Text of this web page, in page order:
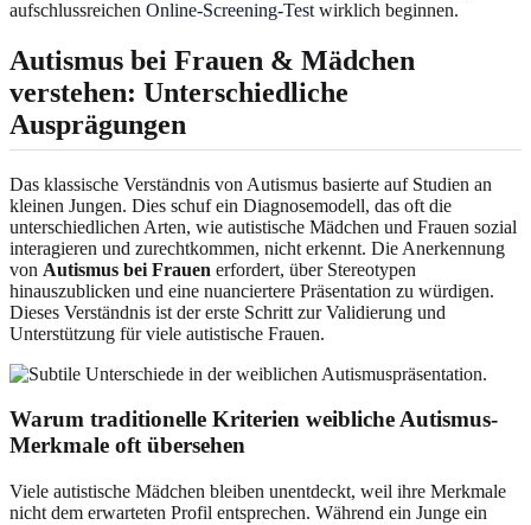
aufschlussreichen Online-Screening-Test wirklich beginnen.
Autismus bei Frauen & Mädchen
verstehen: Unterschiedliche
Ausprägungen
Das klassische Verständnis von Autismus basierte auf Studien an
kleinen Jungen. Dies schuf ein Diagnosemodell, das oft die
unterschiedlichen Arten, wie autistische Mädchen und Frauen sozial
interagieren und zurechtkommen, nicht erkennt. Die Anerkennung
von Autismus bei Frauen erfordert, über Stereotypen
hinauszublicken und eine nuanciertere Präsentation zu würdigen.
Dieses Verständnis ist der erste Schritt zur Validierung und
Unterstützung für viele autistische Frauen.
Warum traditionelle Kriterien weibliche Autismus-
Merkmale oft übersehen
Viele autistische Mädchen bleiben unentdeckt, weil ihre Merkmale
nicht dem erwarteten Profil entsprechen. Während ein Junge ein